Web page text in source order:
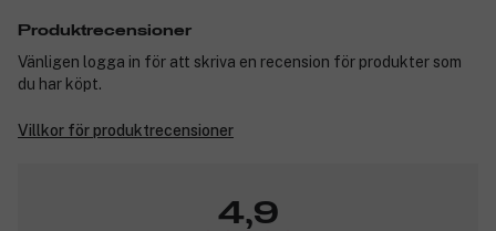
Produktrecensioner
Vänligen logga in för att skriva en recension för produkter som
du har köpt.
Villkor för produktrecensioner
4,9